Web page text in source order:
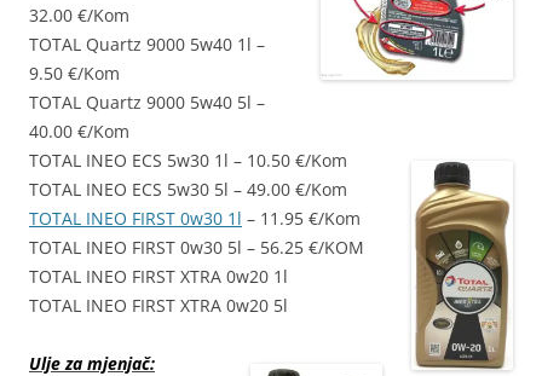
32.00 €/Kom
TOTAL Quartz 9000 5w40 1l –
9.50 €/Kom
TOTAL Quartz 9000 5w40 5l –
40.00 €/Kom
TOTAL INEO ECS 5w30 1l – 10.50 €/Kom
TOTAL INEO ECS 5w30 5l – 49.00 €/Kom
TOTAL INEO FIRST 0w30 1l – 11.95 €/Kom
TOTAL INEO FIRST 0w30 5l – 56.25 €/KOM
TOTAL INEO FIRST XTRA 0w20 1l
TOTAL INEO FIRST XTRA 0w20 5l
Ulje za mjenjač: